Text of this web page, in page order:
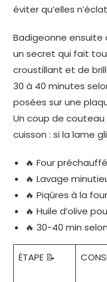
éviter qu’elles
Badigeonne ensuite
un secret qui fait
croustillant et de
30 à 40 minutes
posées sur une
Un coup de
cuisson : si la lame
🔥 Four
🔥 Lavage
🔥 Piqûres à la
🔥 Huile d’olive
🔥 30-40 min
ÉTAPE 📝